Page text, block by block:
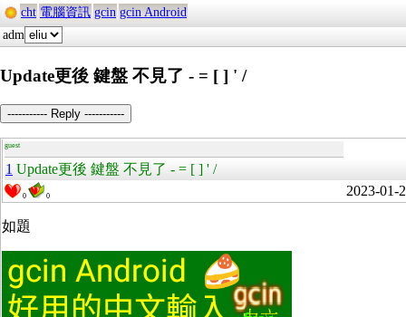
cht 電腦資訊 gcin gcin Android
adm
Update更後 鍵盤 不見了 - = [ ] ' /
----------- Reply -----------
guest
1 Update更後 鍵盤 不見了 - = [ ] ' /
0 0 2023-01-
如題